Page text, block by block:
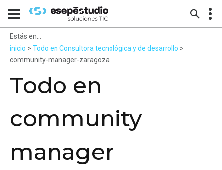
Estás en...
inicio > Todo en Consultora tecnológica y de desarrollo >
community-manager-zaragoza
Todo en
community
manager